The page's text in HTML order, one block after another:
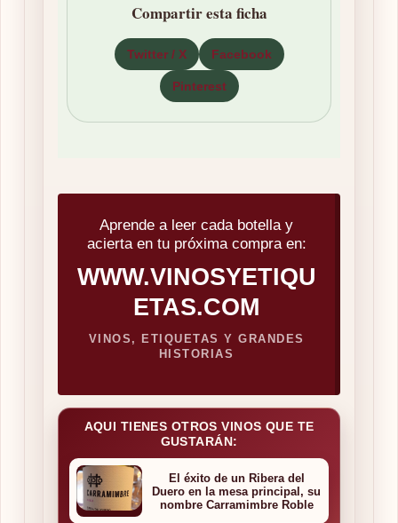
Compartir esta ficha
Twitter / X Facebook
Pinterest
Aprende a leer cada botella y
acierta en tu próxima compra en:
WWW.VINOSYETIQU
ETAS.COM
VINOS, ETIQUETAS Y GRANDES
HISTORIAS
AQUI TIENES OTROS VINOS QUE TE
GUSTARÁN:
El éxito de un Ribera del
Duero en la mesa principal, su
nombre Carramimbre Roble